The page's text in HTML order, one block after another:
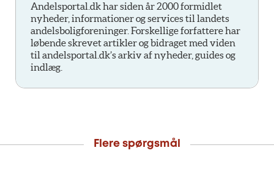
Andelsportal.dk har siden år 2000 formidlet
nyheder, informationer og services til landets
andelsboligforeninger. Forskellige forfattere har
løbende skrevet artikler og bidraget med viden
til andelsportal.dk’s arkiv af nyheder, guides og
indlæg.
Flere spørgsmål